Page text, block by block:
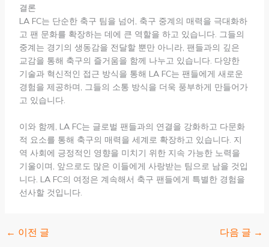
결론
LA FC는 단순한 축구 팀을 넘어, 축구 중계의 매력을 극대화하
고 팬 문화를 확장하는 데에 큰 역할을 하고 있습니다. 그들의
중계는 경기의 생동감을 전달할 뿐만 아니라, 팬들과의 깊은
교감을 통해 축구의 즐거움을 함께 나누고 있습니다. 다양한
기술과 혁신적인 접근 방식을 통해 LA FC는 팬들에게 새로운
경험을 제공하며, 그들의 소통 방식을 더욱 풍부하게 만들어가
고 있습니다.
이와 함께, LA FC는 글로벌 팬들과의 연결을 강화하고 다문화
적 요소를 통해 축구의 매력을 세계로 확장하고 있습니다. 지
역 사회에 긍정적인 영향을 미치기 위한 지속 가능한 노력을
기울이며, 앞으로도 많은 이들에게 사랑받는 팀으로 남을 것입
니다. LA FC의 여정은 계속해서 축구 팬들에게 특별한 경험을
선사할 것입니다.
← 이전 글 다음 글 →